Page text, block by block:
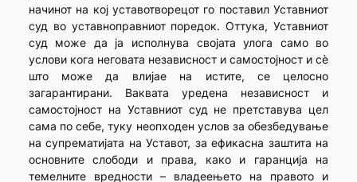
начинот на кој уставотворецот го поставил Уставниот
суд во уставноправниот поредок. Оттука, Уставниот
суд може да ја исполнува својата улога само во
услови кога неговата независност и самостојност и сè
што може да влијае на истите, се целосно
загарантирани. Ваквата уредена независност и
самостојност на Уставниот суд не претставува цел
сама по себе, туку неопходен услов за обезбедување
на супрематијата на Уставот, за ефикасна заштита на
основните слободи и права, како и гаранција на
темелните вредности – владеењето на правото и